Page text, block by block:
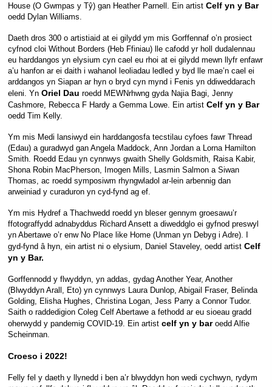
House (O Gwmpas y Tŷ) gan Heather Parnell. Ein artistCelf yn y Bar
oedd Dylan Williams.
Daeth dros 300 o artistiaid at ei gilydd ym mis Gorffennaf o’n prosiect
cyfnod cloi Without Borders (Heb Ffiniau) lle cafodd yr holl dudalennau
eu harddangos yn elysium cyn cael eu rhoi at ei gilydd mewn llyfr enfawr
a’u hanfon ar ei daith i wahanol leoliadau ledled y byd lle mae’n cael ei
arddangos yn Siapan ar hyn o bryd cyn mynd i Fenis yn ddiweddarach
eleni. YnOriel Dau roedd MEWNrhwng gyda Najia Bagi, Jenny
Cashmore, Rebecca F Hardy a Gemma Lowe. Ein artistCelf yn y Bar
oedd Tim Kelly.
Ym mis Medi lansiwyd ein harddangosfa tecstilau cyfoes fawr Thread
(Edau) a guradwyd gan Angela Maddock, Ann Jordan a Lorna Hamilton
Smith. Roedd Edau yn cynnwys gwaith Shelly Goldsmith, Raisa Kabir,
Shona Robin MacPherson, Imogen Mills, Lasmin Salmon a Siwan
Thomas, ac roedd symposiwm rhyngwladol ar-lein arbennig dan
arweiniad y curaduron yn cyd-fynd ag ef.
Ym mis Hydref a Thachwedd roedd yn bleser gennym groesawu’r
ffotograffydd adnabyddus Richard Ansett a diweddglo ei gyfnod preswyl
yn Abertawe o’r enw No Place like Home (Unman yn Debyg i Adre). I
gyd-fynd â hyn, ein artist ni o elysium, Daniel Staveley, oedd artistCelf
yn y Bar.
Gorffennodd y flwyddyn, yn addas, gydag Another Year, Another
(Blwyddyn Arall, Eto) yn cynnwys Laura Dunlop, Abigail Fraser, Belinda
Golding, Elisha Hughes, Christina Logan, Jess Parry a Connor Tudor.
Saith o raddedigion Coleg Celf Abertawe a fethodd ar eu sioeau gradd
oherwydd y pandemig COVID-19. Ein artistcelf yn y baroedd Alfie
Scheinman.
Croeso i 2022!
Felly fel y daeth y llynedd i ben a’r blwyddyn hon wedi cychwyn, rydym